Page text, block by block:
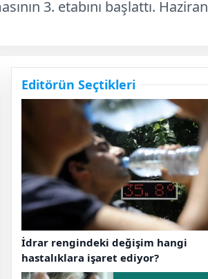
3. etabını başlattı. Haziran
Editörün Seçtikleri
İdrar rengindeki değişim hangi
hastalıklara işaret ediyor?